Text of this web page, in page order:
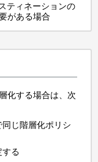
ティネーションの
がある場合
化する場合は、次
じ階層化ポリシ
する